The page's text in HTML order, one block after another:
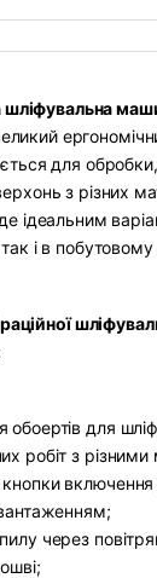
шліфувальна
для обробки,
з різних
ідеальним
і в побутовому
обоертів для
робіт з
через